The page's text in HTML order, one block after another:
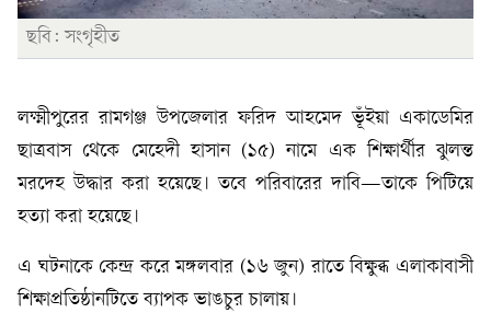
ছবি: সংগৃহীত
লক্ষ্মীপুরের রামগঞ্জ উপজেলার ফরিদ আহমেদ ভূঁইয়া একাডেমির
ছাত্রবাস থেকে মেহেদী হাসান (১৫) নামে এক শিক্ষার্থীর ঝুলন্ত
মরদেহ উদ্ধার করা হয়েছে। তবে পরিবারের দাবি—তাকে পিটিয়ে
হত্যা করা হয়েছে।
এ ঘটনাকে কেন্দ্র করে মঙ্গলবার (১৬ জুন) রাতে বিক্ষুব্ধ এলাকাবাসী
শিক্ষাপ্রতিষ্ঠানটিতে ব্যাপক ভাঙচুর চালায়।